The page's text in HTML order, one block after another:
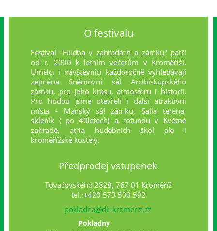
O festivalu
Festival "Hudba v zahradách a zámku" patří
od r. 2000 k letním večerům v Kroměříži.
Umělci i návštěvníci každoročně vyhledávají
zejména Sněmovní sál Arcibiskupského
zámku, pro jeho krásu, atmosféru i historii.
Pro hudbu jsme otevřeli i další atraktivní
místa - Manský sál zámku, Salla terena,
skleník ( po 40letech) a rotundu v Květné
zahradě, atria hudebních škol ale i
kroměřížské kostely.
Předprodej vstupenek
Tovačovského 2828, 767 01 Kroměříž
tel.:+420 573 500 592
pokladna@dk-kromeriz.cz
Pokladny